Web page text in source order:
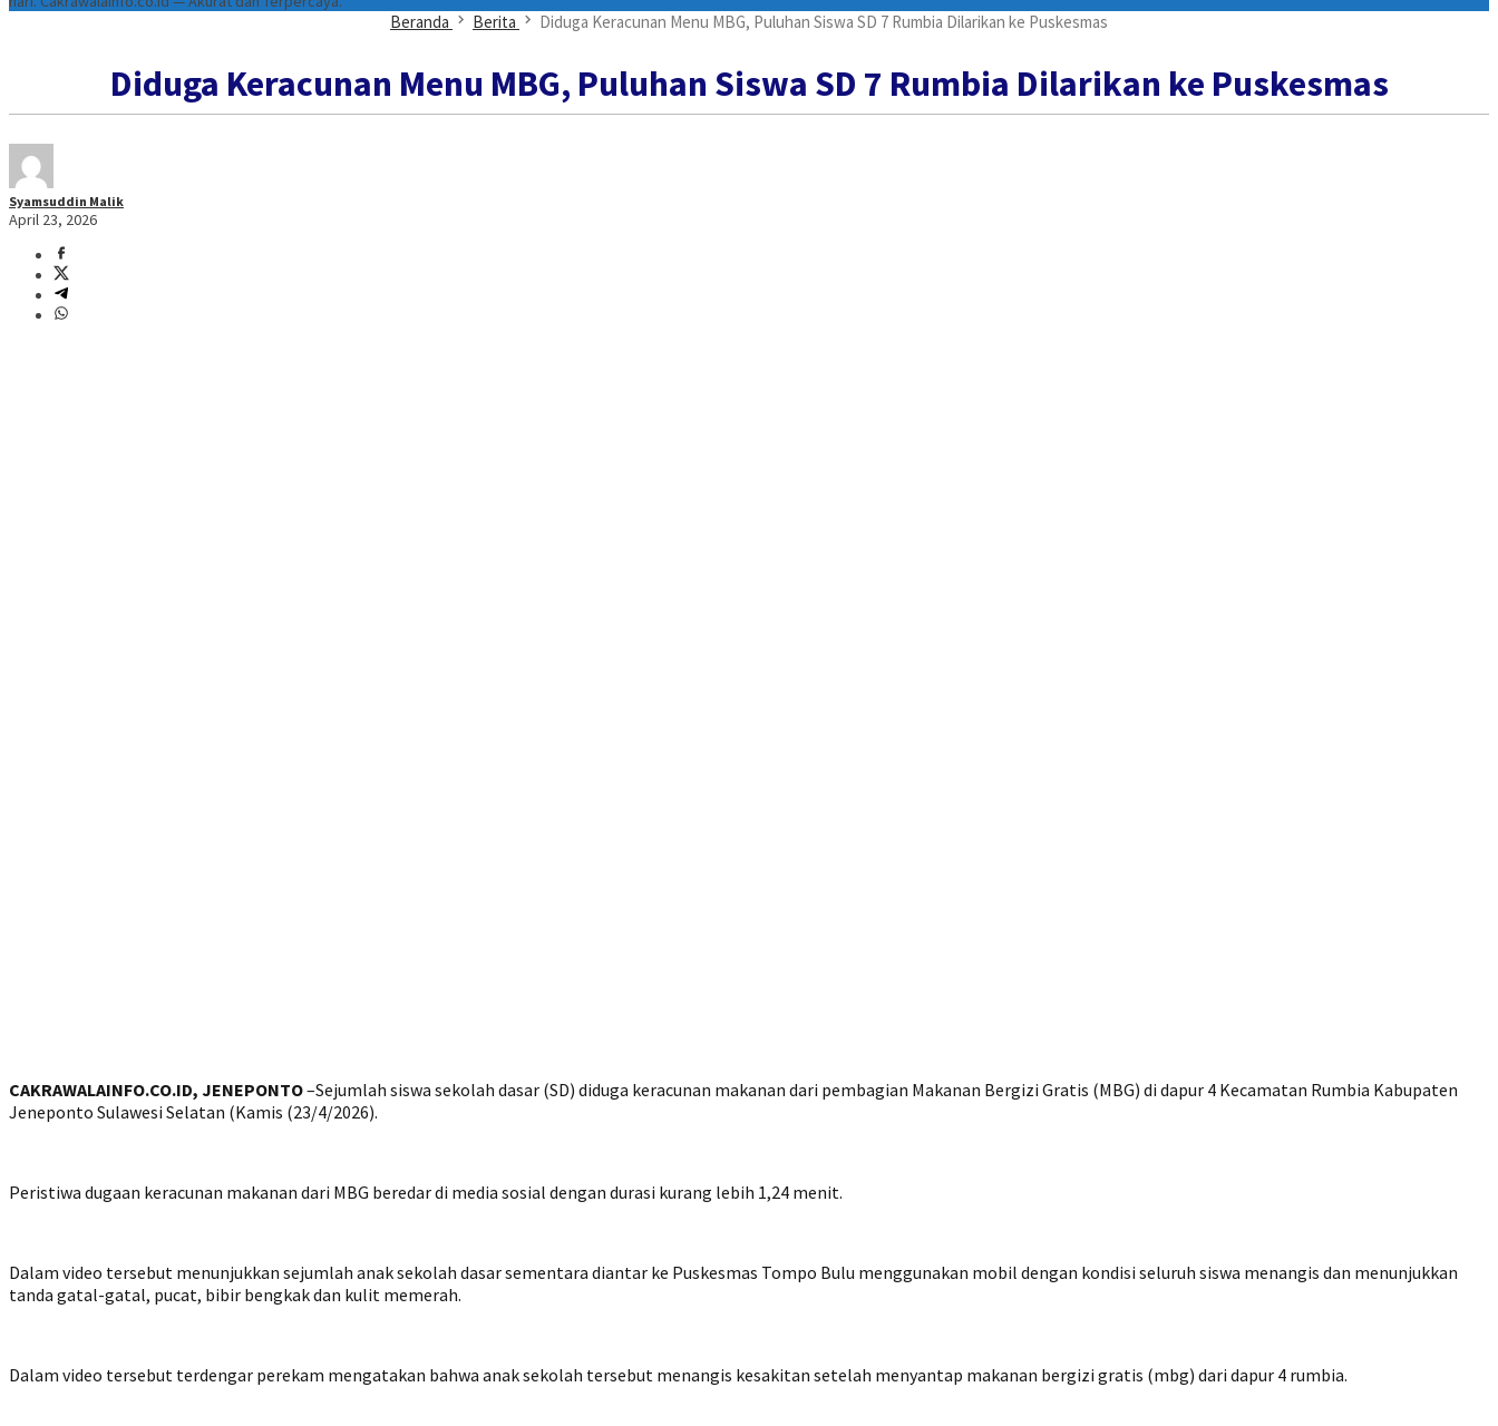
Beranda Berita Diduga Keracunan Menu MBG, Puluhan Siswa SD 7 Rumbia Dilarikan ke Puskesmas
Diduga Keracunan Menu MBG, Puluhan Siswa SD 7 Rumbia Dilarikan ke Puskesmas
Syamsuddin Malik
April 23, 2026
CAKRAWALAINFO.CO.ID, JENEPONTO–Sejumlah siswa sekolah dasar (SD) diduga keracunan makanan dari pembagian Makanan Bergizi Gratis (MBG) di dapur 4 Kecamatan Rumbia Kabupaten
Jeneponto Sulawesi Selatan (Kamis (23/4/2026).
Peristiwa dugaan keracunan makanan dari MBG beredar di media sosial dengan durasi kurang lebih 1,24 menit.
Dalam video tersebut menunjukkan sejumlah anak sekolah dasar sementara diantar ke Puskesmas Tompo Bulu menggunakan mobil dengan kondisi seluruh siswa menangis dan menunjukkan
tanda gatal-gatal, pucat, bibir bengkak dan kulit memerah.
Dalam video tersebut terdengar perekam mengatakan bahwa anak sekolah tersebut menangis kesakitan setelah menyantap makanan bergizi gratis (mbg) dari dapur 4 rumbia.